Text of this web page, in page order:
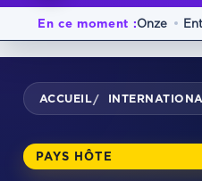
En ce moment :Onze
ACCUEIL/
PAYS HÔTE